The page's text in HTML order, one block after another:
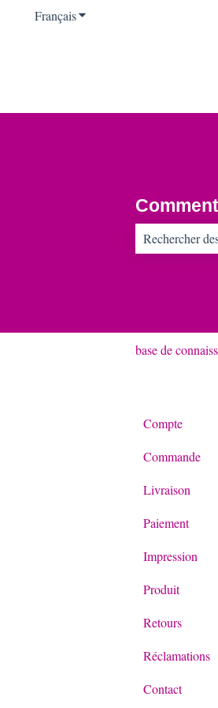
FrançaisAfficher le sous-menu pour
base de
Compte
Commande
Livraison
Paiement
General
Paiement
Impression
Terminology
Printproof
Other
Produit
Retours
Réclamations
Contact